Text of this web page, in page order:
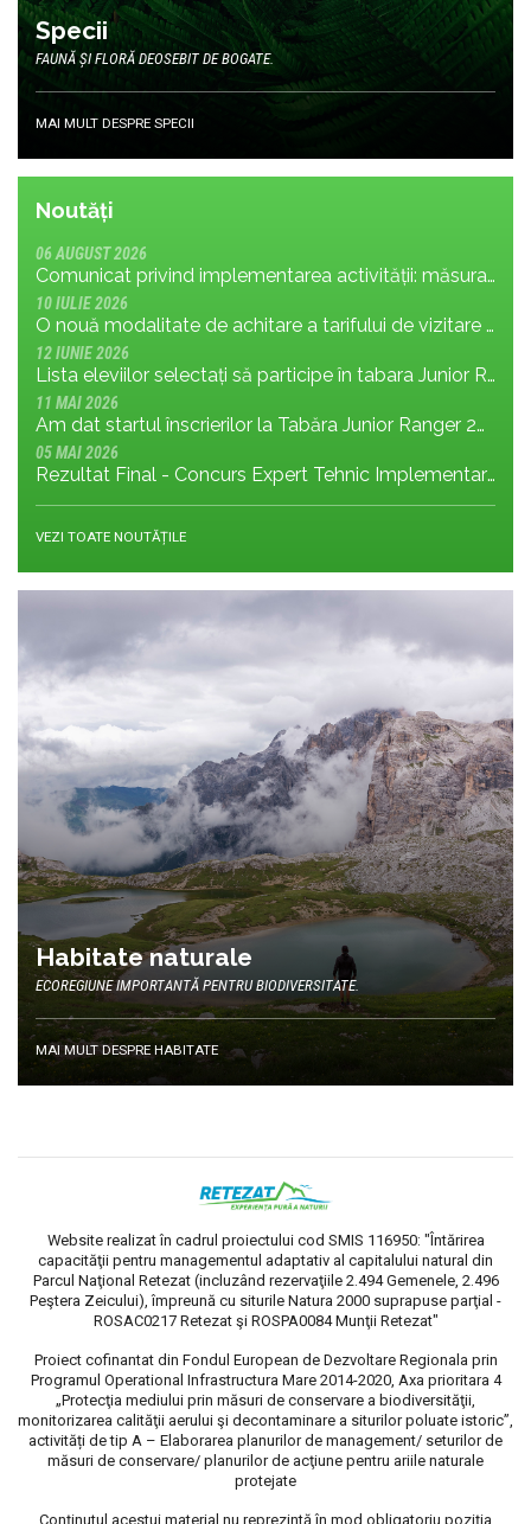
Specii
FAUNĂ ȘI FLORĂ DEOSEBIT DE BOGATE.
MAI MULT DESPRE SPECII
Noutăți
06 AUGUST 2026
Comunicat privind implementarea activității: măsura MR.8.1.4 din planul de management; cu privire la tronsonul de drum cuprins între Baraj Gura Apelor și Cabana Rotunda
10 IULIE 2026
O nouă modalitate de achitare a tarifului de vizitare în Parcul Național Retezat
12 IUNIE 2026
Lista eleviilor selectați să participe în tabara Junior Ranger 2026
11 MAI 2026
Am dat startul înscrierilor la Tabăra Junior Ranger 2026 – Oameni conectați prin natură – tineri și comunități pentru viitorul Parcului Național Retezat
05 MAI 2026
Rezultat Final - Concurs Expert Tehnic Implementare 3 05.05.2026
VEZI TOATE NOUTĂȚILE
Habitate naturale
ECOREGIUNE IMPORTANTĂ PENTRU BIODIVERSITATE.
MAI MULT DESPRE HABITATE
Website realizat în cadrul proiectului cod SMIS 116950: "Întărirea
capacităţii pentru managementul adaptativ al capitalului natural din
Parcul Naţional Retezat (incluzând rezervaţiile 2.494 Gemenele, 2.496
Peştera Zeicului), împreună cu siturile Natura 2000 suprapuse parţial -
ROSAC0217 Retezat şi ROSPA0084 Munţii Retezat"
Proiect cofinantat din Fondul European de Dezvoltare Regionala prin
Programul Operational Infrastructura Mare 2014-2020, Axa prioritara 4
„Protecţia mediului prin măsuri de conservare a biodiversităţii,
monitorizarea calităţii aerului şi decontaminare a siturilor poluate istoric”,
activități de tip A – Elaborarea planurilor de management/ seturilor de
măsuri de conservare/ planurilor de acţiune pentru ariile naturale
protejate
Conţinutul acestui material nu reprezintă în mod obligatoriu poziţia